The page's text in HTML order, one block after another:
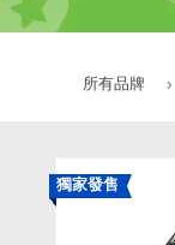
所有品牌
獨家發售